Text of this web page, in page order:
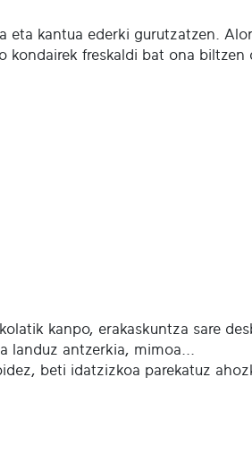
eta kantua ederki gurutzatzen.
kondairek freskaldi bat ona biltzen
kanpo, erakaskuntza sare
landuz antzerkia, mimoa...
beti idatzizkoa parekatuz